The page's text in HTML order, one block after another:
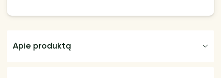
Apie produktą